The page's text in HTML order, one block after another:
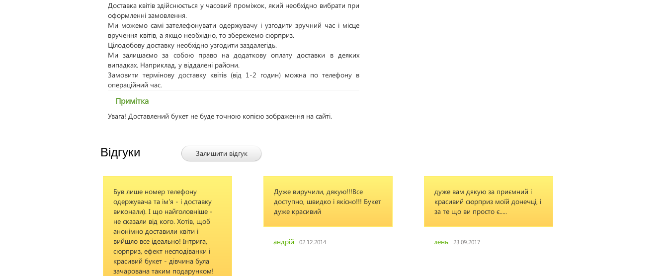
Доставка квітів здійснюється у часовий проміжок, який необхідно вибрати при
оформленні замовлення.
Ми можемо самі зателефонувати одержувачу і узгодити зручний час і місце
вручення квітів, а якщо необхідно, то збережемо сюрприз.
Цілодобову доставку необхідно узгодити заздалегідь.
Ми залишаємо за собою право на додаткову оплату доставки в деяких
випадках. Наприклад, у віддалені райони.
Замовити термінову доставку квітів (від 1-2 годин) можна по телефону в
операційний час.
Примітка
Увага! Доставлений букет не буде точною копією зображення на сайті.
Відгуки Залишити відгук
Був лише номер телефону
одержувача та ім'я - і доставку
виконали). І що найголовніше -
не сказали від кого. Хотів, щоб
анонімно доставили квіти і
вийшло все ідеально! Інтрига,
сюрприз, ефект несподіванки і
красивий букет - дівчина була
зачарована таким подарунком!
Дуже виручили, дякую!!!Все
доступно, швидко і якісно!!! Букет
дуже красивий
андрій 02.12.2014
дуже вам дякую за приємний і
красивий сюрприз моїй донечці, і
за те що ви просто є.....
лень 23.09.2017